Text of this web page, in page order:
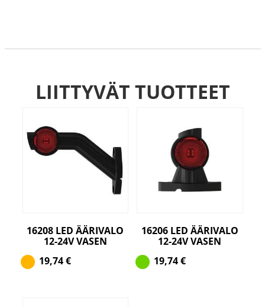
määrä
LIITTYVÄT TUOTTEET
16208 LED ÄÄRIVALO
12-24V VASEN
19,74€
16206 LED ÄÄRIVALO
12-24V VASEN
19,74€